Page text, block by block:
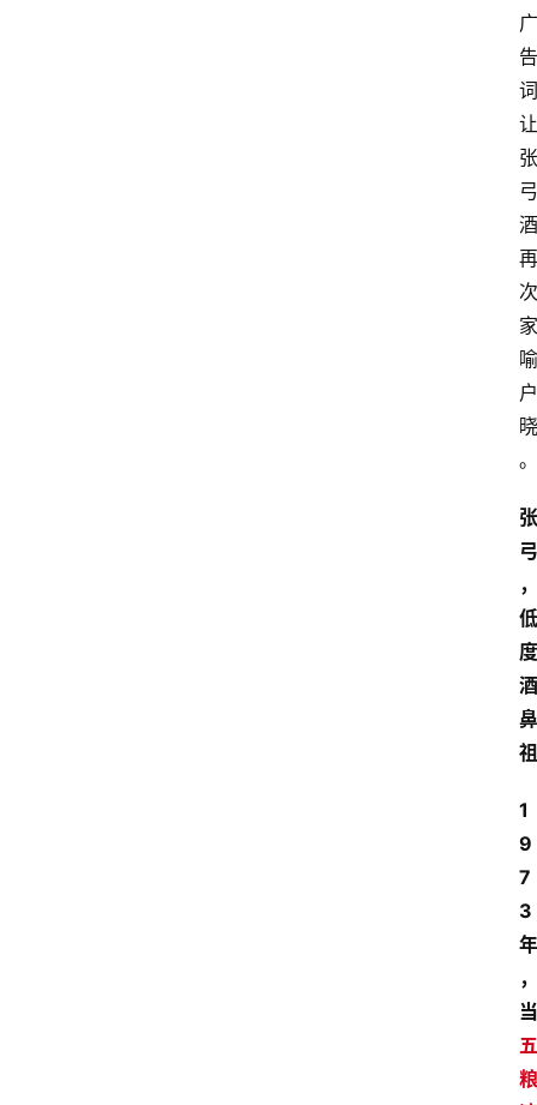
广
告
词
让
张
弓
酒
再
次
家
喻
户
晓
。
张
弓
，
低
度
酒
鼻
祖
1
9
7
3
年
，
当
五
粮